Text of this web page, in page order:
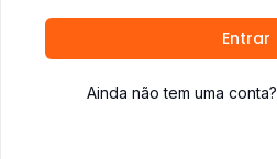
Entrar
Ainda não tem uma conta?